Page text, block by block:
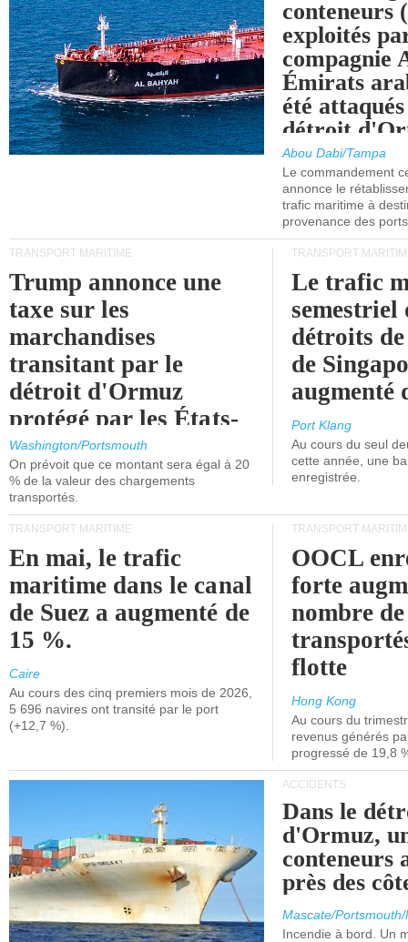
conteneurs
exploités
compagnie
Émirats
été
détroit
Abou Dabi/Tampa
Le commandement
annonce le
trafic maritime à
provenance des
TRANSPORT MARITIME
Trump annonce une
taxe sur les
marchandises
transitant par le
détroit d'Ormuz
protégé par les États-
Unis.
Washington/Portsmouth
On prévoit que ce montant sera égal à 20
% de la valeur des chargements
transportés.
TRANSPORT
Le trafic
semestriel
détroits
de
augmenté
Port Klang
Au cours du seul
cette année, une
enregistrée.
TRANSPORT MARITIME
En mai, le trafic
maritime dans le canal
de Suez a augmenté de
15 %.
Caire
Au cours des cinq premiers mois de 2026,
5 696 navires ont transité par le port
(+12,7 %).
TRANSPORT
OOCL
forte
nombre
flotte
Hong Kong
Au cours du
revenus générés
progressé de 19,8
ACCIDENTS
Dans le
d'Ormuz,
conteneurs
près des
Mascate/
Incendie à bord. Un